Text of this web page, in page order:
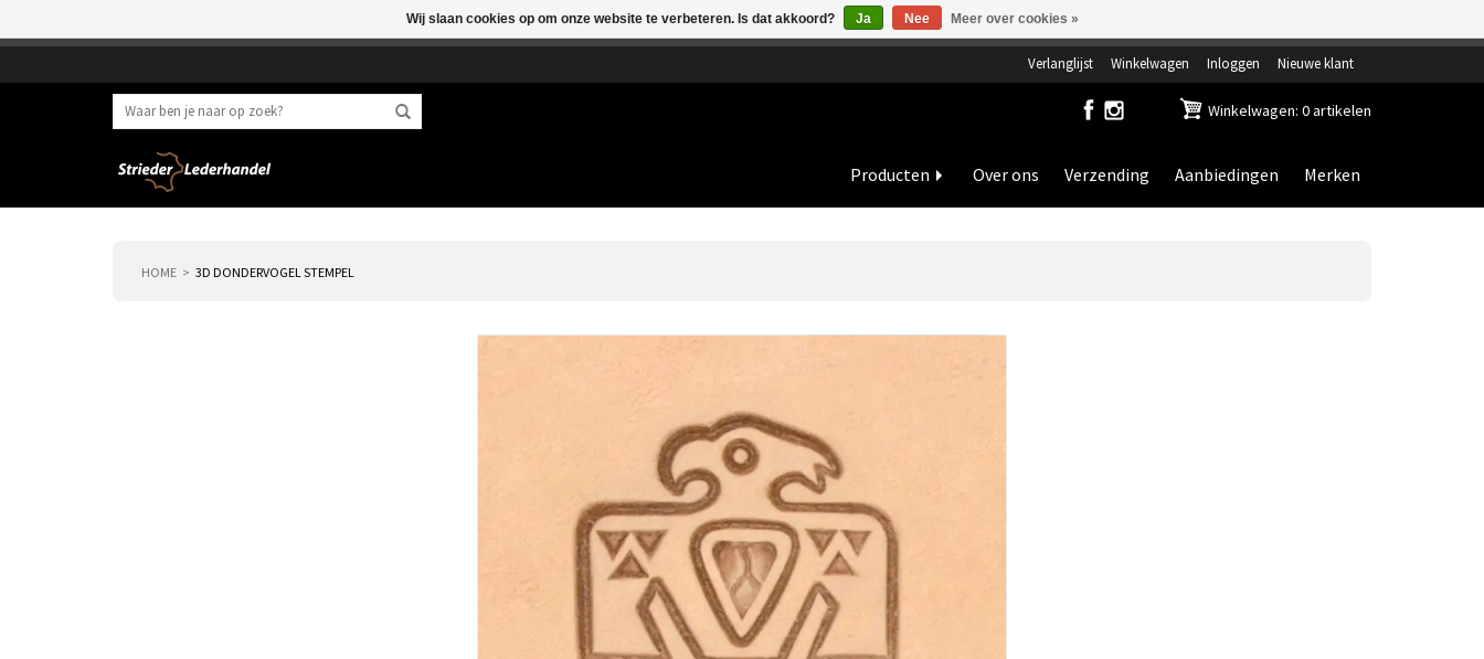
Verlanglijst Winkelwagen Inloggen Nieuwe klant
Winkelwagen: 0 artikelen
Producten Over ons Verzending Aanbiedingen Merken
HOME 3D DONDERVOGEL STEMPEL
Wij slaan cookies op om onze website te verbeteren. Is dat akkoord? Ja Nee Meer over cookies »
Beste klant, I.v.m. de vakantieperiode zijn wij in juli en augustus op dinsdag en woensdag gesloten.